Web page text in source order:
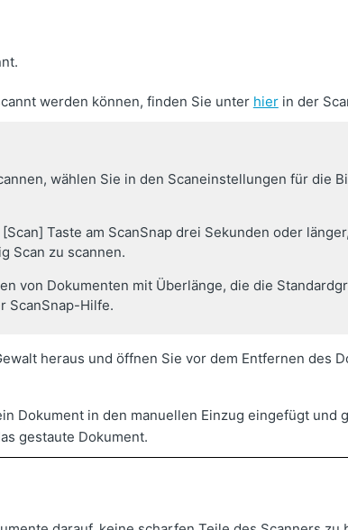
werden können, finden Sie unter hierin der
wählen Sie in den Scaneinstellungen für die
Taste am ScanSnap drei Sekunden oder
Scan zu scannen.
von Dokumenten mit Überlänge, die die
ScanSnap-Hilfe.
heraus und öffnen Sie vor dem Entfernen des
Dokument in den manuellen Einzug eingefügt und
gestaute Dokument.